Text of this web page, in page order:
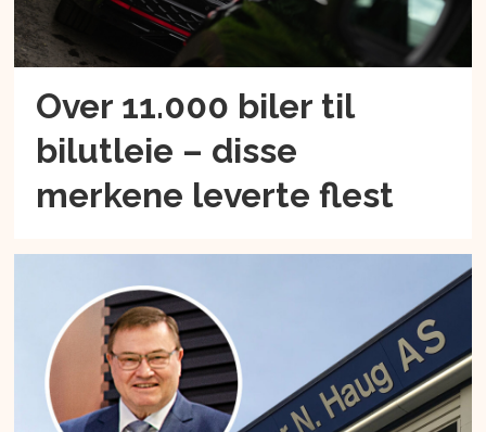
Over 11.000 biler til
bilutleie – disse
merkene leverte flest